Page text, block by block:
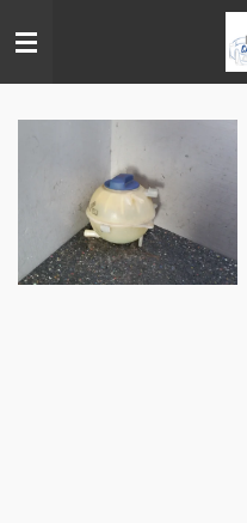
direct
hoofdinhoud